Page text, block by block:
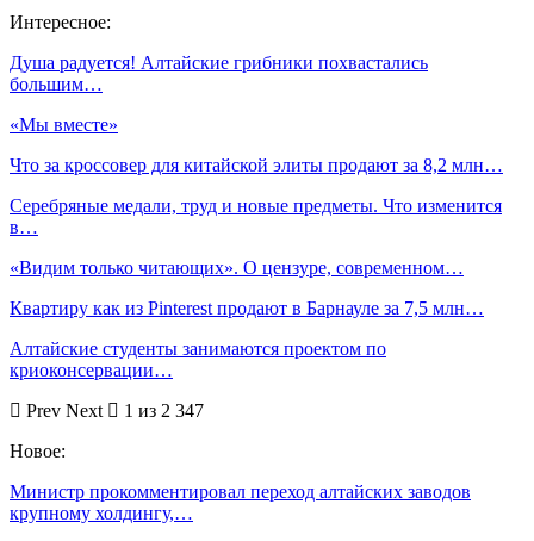
Интересное:
Душа радуется! Алтайские грибники похвастались
большим…
«Мы вместе»
Что за кроссовер для китайской элиты продают за 8,2 млн…
Серебряные медали, труд и новые предметы. Что изменится
в…
«Видим только читающих». О цензуре, современном…
Квартиру как из Pinterest продают в Барнауле за 7,5 млн…
Алтайские студенты занимаются проектом по
криоконсервации…
Prev Next
1 из 2 347
Новое:
Министр прокомментировал переход алтайских заводов
крупному холдингу,…